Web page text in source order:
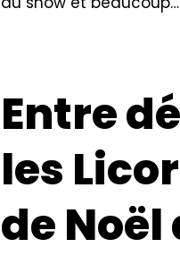
Entre
les
de